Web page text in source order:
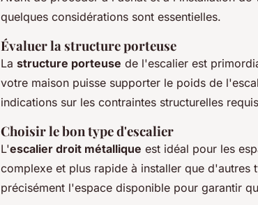
quelques considérations sont essentielles.
Évaluer la structure porteuse
La structure porteuse de l'escalier est
votre maison puisse supporter le poids de
indications sur les contraintes structurelles
Choisir le bon type d'escalier
L'escalier droit métallique est idéal pour les
complexe et plus rapide à installer que d'autres
précisément l'espace disponible pour garantir